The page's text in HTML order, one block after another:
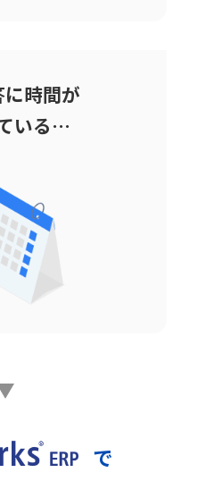
時間が
いる…
で